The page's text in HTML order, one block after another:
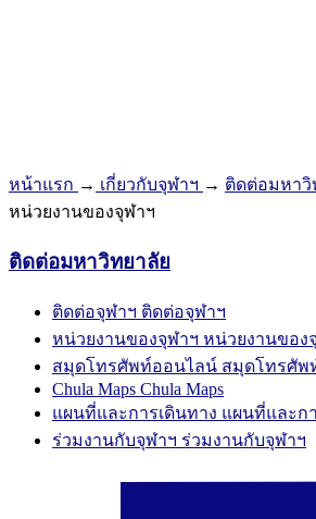
หน้าแรก → เกี่ยวกับจุฬาฯ → ติดต่อมหาวิ
หน่วยงานของจุฬาฯ
ติดต่อมหาวิทยาลัย
ติดต่อจุฬาฯ ติดต่อจุฬาฯ
หน่วยงานของจุฬาฯ หน่วยงานของ
สมุดโทรศัพท์ออนไลน์ สมุดโทรศัพ
Chula Maps Chula Maps
แผนที่และการเดินทาง แผนที่และก
ร่วมงานกับจุฬาฯ ร่วมงานกับจุฬาฯ